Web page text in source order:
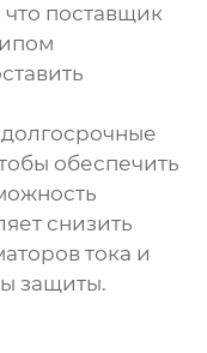
что поставщик
обеспечить
снизить
тока и
защиты.